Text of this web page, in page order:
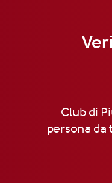
Club di
persona da